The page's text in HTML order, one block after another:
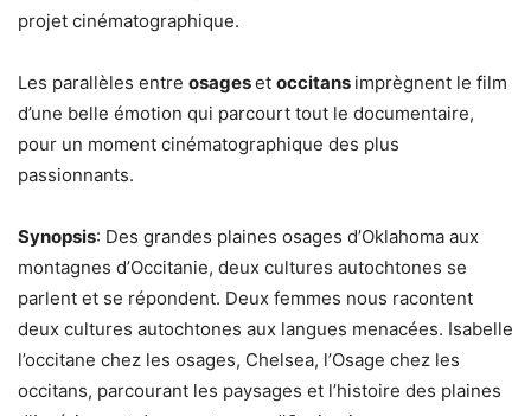
projet cinématographique.
Les parallèles entre osageset occitans imprègnent le film
d’une belle émotion qui parcourt tout le documentaire,
pour un moment cinématographique des plus
passionnants.
Synopsis: Des grandes plaines osages d’Oklahoma aux
montagnes d’Occitanie, deux cultures autochtones se
parlent et se répondent. Deux femmes nous racontent
deux cultures autochtones aux langues menacées. Isabelle
l’occitane chez les osages, Chelsea, l’Osage chez les
occitans, parcourant les paysages et l’histoire des plaines